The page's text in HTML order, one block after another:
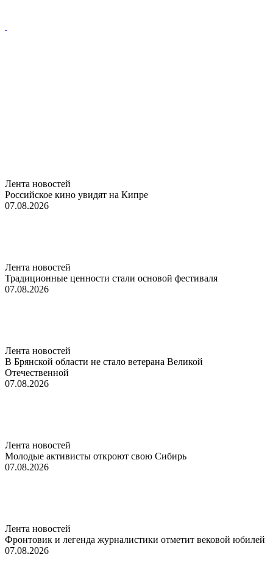
Лента новостей
Российское кино увидят на Кипре
07.08.2026
Лента новостей
Традиционные ценности стали основой фестиваля
07.08.2026
Лента новостей
В Брянской области не стало ветерана Великой
Отечественной
07.08.2026
Лента новостей
Молодые активисты откроют свою Сибирь
07.08.2026
Лента новостей
Фронтовик и легенда журналистики отметит вековой юбилей
07.08.2026